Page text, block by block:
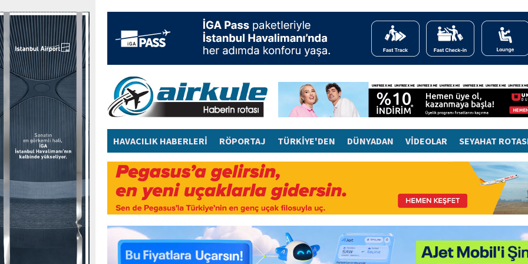
HAVACILIK HABERLERİ RÖPORTAJ TÜRKİYE'DEN DÜNYADAN VİDEOLAR SEYAHAT